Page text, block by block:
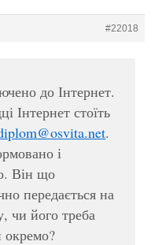
#22018
до Інтернет.
Інтернет стоїть
.
і
Він що
передається на
чи його треба
окремо?